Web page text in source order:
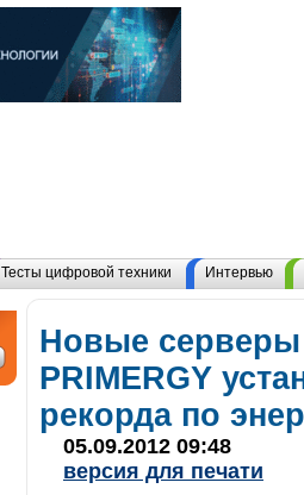
Тесты цифровой техники Интервью
Новые
PRIMERGY
рекорда по
05.09.2012 09:48
версия для печати